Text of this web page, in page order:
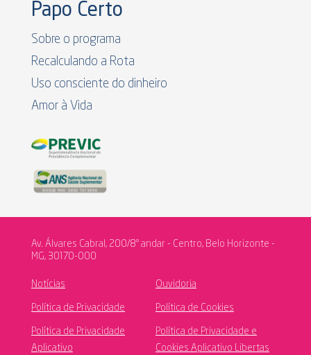
Papo Certo
Sobre o programa
Recalculando a Rota
Uso consciente do dinheiro
Amor à Vida
Av. Álvares Cabral, 200/8º andar - Centro, Belo Horizonte -
MG, 30170-000
Notícias Ouvidoria
Política de Privacidade Política de Cookies
Política de Privacidade
Aplicativo
Política de Privacidade e
Cookies Aplicativo Libertas